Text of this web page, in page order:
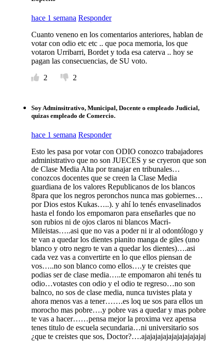
hace 1 semana Responder
Cuanto veneno en los comentarios anteriores, hablan de
votar con odio etc etc .. que poca memoria, los que
votaron Urribarri, Bordet y toda esa caterva .. hoy se
pagan las consecuencias, de SU voto.
2
2
Soy Adminsitrativo, Municipal, Docente o empleado Judicial,
quizas empleado de Comercio.
hace 1 semana Responder
Esto les pasa por votar con ODIO conozco trabajadores
administrativo que no son JUECES y se cryeron que son
de Clase Media Alta por tranajar en tribunales…
conozcos docentes que se creen la Clase Media
guardiana de los valores Republicanos de los blancos
8para que los negros peronchos nunca mas gobiernes…
por Dios estos Kukas…..). y ahí lo tenés envaselinados
hasta el fondo los empomaron para enseñarles que no
son rubios ni de ojos claros ni blancos Macri-
Mileistas…..asi que no vas a poder ni ir al odontólogo y
te van a quedar los dientes pianito manga de giles (uno
blanco y otro negro te van a quedar los dientes)….asi
cada vez vas a convertirte en lo que ellos piensan de
vos…..no son blanco como ellos….y te creistes que
podias ser de clase media…..te empomaron ahi tenés tu
odio…votastes con odio y el odio te regreso…no son
balnco, no sos de clase media, nunca tuvistes plata y
ahora menos vas a tener…….es loq ue sos para ellos un
morocho mas pobre….y pobre vas a quedar y mas pobre
te vas a hacer……pensa mejor la proxima vez apensa
tenes titulo de escuela secundaria…ni universitario sos
¿que te creistes que sos, Doctor?….ajajajajajajajajajajajaj